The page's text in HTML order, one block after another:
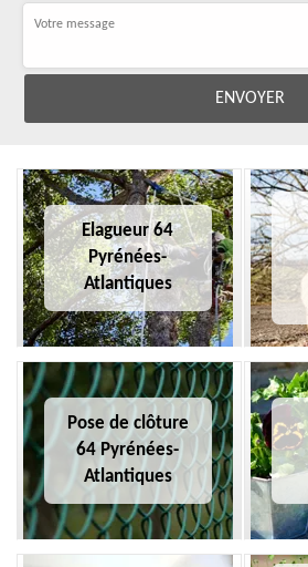
Elagueur 64
Pyrénées-
Atlantiques
Pose de clôture
64 Pyrénées-
Atlantiques